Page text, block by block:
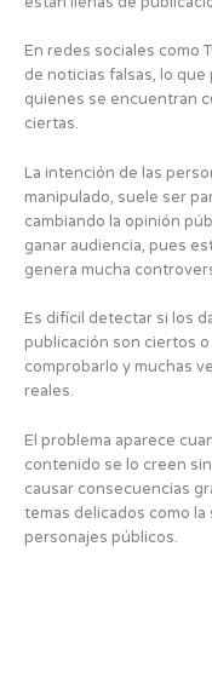
En redes sociales como
de noticias falsas, lo
quienes se encuentran
ciertas.
La intención de las
manipulado, suele ser
cambiando la opinión
ganar audiencia, pues
genera mucha
Es difícil detectar si los
publicación son ciertos
comprobarlo y muchas
reales.
El problema aparece
contenido se lo creen
causar consecuencias
temas delicados como
personajes públicos.